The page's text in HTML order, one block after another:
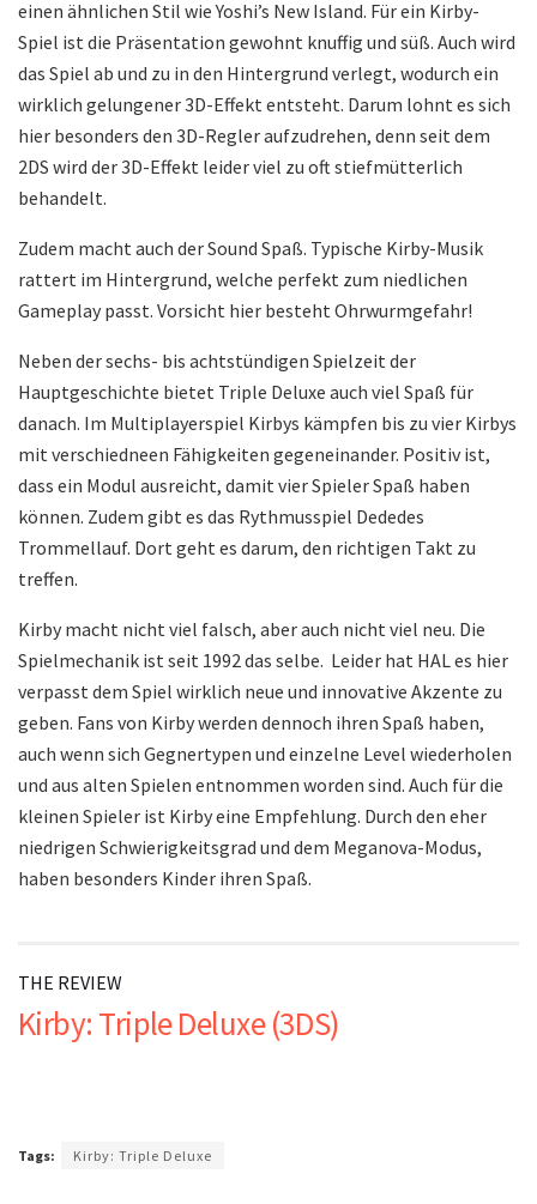
einen ähnlichen Stil wie Yoshi’s New Island. Für ein Kirby-
Spiel ist die Präsentation gewohnt knuffig und süß. Auch wird
das Spiel ab und zu in den Hintergrund verlegt, wodurch ein
wirklich gelungener 3D-Effekt entsteht. Darum lohnt es sich
hier besonders den 3D-Regler aufzudrehen, denn seit dem
2DS wird der 3D-Effekt leider viel zu oft stiefmütterlich
behandelt.
Zudem macht auch der Sound Spaß. Typische Kirby-Musik
rattert im Hintergrund, welche perfekt zum niedlichen
Gameplay passt. Vorsicht hier besteht Ohrwurmgefahr!
Neben der sechs- bis achtstündigen Spielzeit der
Hauptgeschichte bietet Triple Deluxe auch viel Spaß für
danach. Im Multiplayerspiel Kirbys kämpfen bis zu vier Kirbys
mit verschiedneen Fähigkeiten gegeneinander. Positiv ist,
dass ein Modul ausreicht, damit vier Spieler Spaß haben
können. Zudem gibt es das Rythmusspiel Dededes
Trommellauf. Dort geht es darum, den richtigen Takt zu
treffen.
Kirby macht nicht viel falsch, aber auch nicht viel neu. Die
Spielmechanik ist seit 1992 das selbe. Leider hat HAL es hier
verpasst dem Spiel wirklich neue und innovative Akzente zu
geben. Fans von Kirby werden dennoch ihren Spaß haben,
auch wenn sich Gegnertypen und einzelne Level wiederholen
und aus alten Spielen entnommen worden sind. Auch für die
kleinen Spieler ist Kirby eine Empfehlung. Durch den eher
niedrigen Schwierigkeitsgrad und dem Meganova-Modus,
haben besonders Kinder ihren Spaß.
THE REVIEW
Kirby: Triple Deluxe (3DS)
Tags: Kirby: Triple Deluxe